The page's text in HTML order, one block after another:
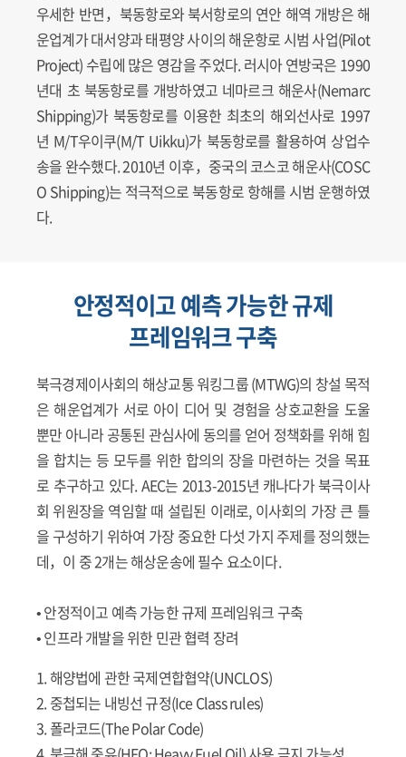
우세한 반면，북동항로와 북서항로의 연안 해역 개방은 해
운업계가 대서양과 태평양 사이의 해운항로 시범 사업(Pilot
Project) 수립에 많은 영감을 주었다. 러시아 연방국은 1990
년대 초 북동항로를 개방하였고 네마르크 해운사(Nemarc
Shipping)가 북동항로를 이용한 최초의 해외선사로 1997
년 M/T우이쿠(M/T Uikku)가 북동항로를 활용하여 상업수
송을 완수했다. 2010년 이후，중국의 코스코 해운사(COSC
O Shipping)는 적극적으로 북동항로 항해를 시범 운행하였
다.
안정적이고 예측 가능한 규제
프레임워크 구축
북극경제이사회의 해상교통 워킹그룹 (MTWG)의 창설 목적
은 해운업계가 서로 아이 디어 및 경험을 상호교환을 도울
뿐만 아니라 공통된 관심사에 동의를 얻어 정책화를 위해 힘
을 합치는 등 모두를 위한 합의의 장을 마련하는 것을 목표
로 추구하고 있다. AEC는 2013-2015년 캐나다가 북극이사
회 위원장을 역임할 때 설립된 이래로, 이사회의 가장 큰 틀
을 구성하기 위하여 가장 중요한 다섯 가지 주제를 정의했는
데，이 중 2개는 해상운송에 필수 요소이다.
• 안정적이고 예측 가능한 규제 프레임워크 구축
• 인프라 개발을 위한 민관 협력 장려
1. 해양법에 관한 국제연합협약(UNCLOS)
2. 중첩되는 내빙선 규정(Ice Class rules)
3. 폴라코드(The Polar Code)